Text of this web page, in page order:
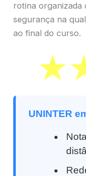
rotina organizada
segurança na
ao final do curso.
UNINTER